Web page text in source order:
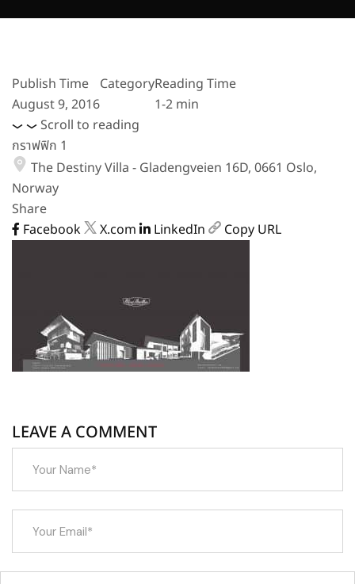
Publish Time
August 9, 2016
CategoryReading Time
1-2 min
Scroll to reading
กราฟฟิก 1
The Destiny Villa - Gladengveien 16D, 0661 Oslo,
Norway
Share
Facebook
X.com LinkedIn Copy URL
LEAVE A COMMENT